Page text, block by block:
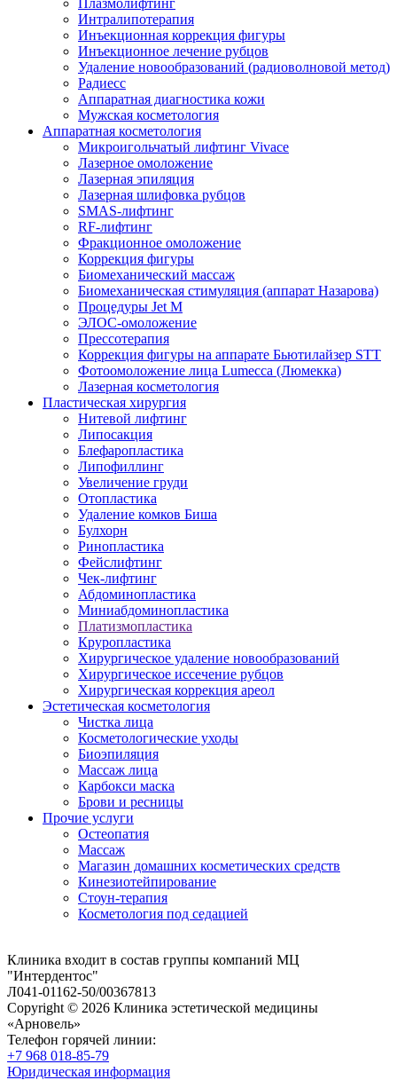
Плазмолифтинг
Интралипотерапия
Инъекционная коррекция фигуры
Инъекционное лечение рубцов
Удаление новообразований (радиоволновой метод)
Радиесс
Аппаратная диагностика кожи
Мужская косметология
Аппаратная косметология
Микроигольчатый лифтинг Vivace
Лазерное омоложение
Лазерная эпиляция
Лазерная шлифовка рубцов
SMAS-лифтинг
RF-лифтинг
Фракционное омоложение
Коррекция фигуры
Биомеханический массаж
Биомеханическая стимуляция (аппарат Назарова)
Процедуры Jet M
ЭЛОС-омоложение
Прессотерапия
Коррекция фигуры на аппарате Бьютилайзер STT
Фотоомоложение лица Lumecca (Люмекка)
Лазерная косметология
Пластическая хирургия
Нитевой лифтинг
Липосакция
Блефаропластика
Липофиллинг
Увеличение груди
Отопластика
Удаление комков Биша
Булхорн
Ринопластика
Фейслифтинг
Чек-лифтинг
Абдоминопластика
Миниабдоминопластика
Платизмопластика
Круропластика
Хирургическое удаление новообразований
Хирургическое иссечение рубцов
Хирургическая коррекция ареол
Эстетическая косметология
Чистка лица
Косметологические уходы
Биоэпиляция
Массаж лица
Карбокси маска
Брови и ресницы
Прочие услуги
Остеопатия
Массаж
Магазин домашних косметических средств
Кинезиотейпирование
Стоун-терапия
Косметология под седацией
Клиника входит в состав группы компаний МЦ
"Интердентос"
Л041-01162-50/00367813
Copyright © 2026 Клиника эстетической медицины
«Арновель»
Телефон горячей линии:
+7 968 018-85-79
Юридическая информация